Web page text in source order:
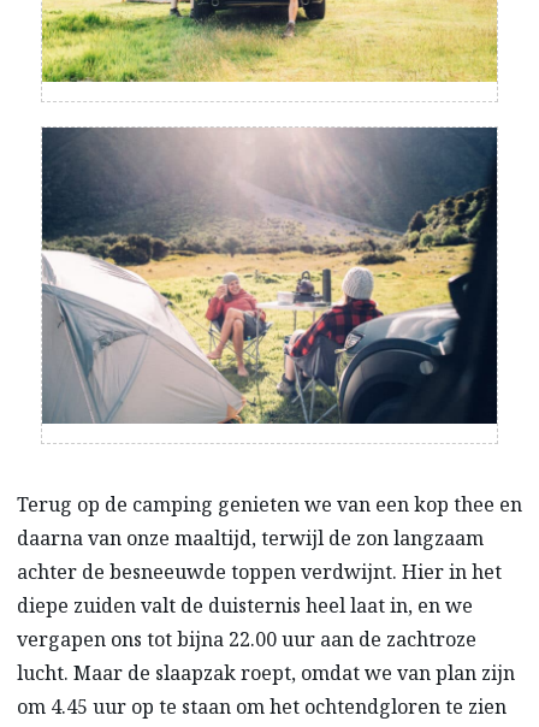
Terug op de camping genieten we van een kop thee en
daarna van onze maaltijd, terwijl de zon langzaam
achter de besneeuwde toppen verdwijnt. Hier in het
diepe zuiden valt de duisternis heel laat in, en we
vergapen ons tot bijna 22.00 uur aan de zachtroze
lucht. Maar de slaapzak roept, omdat we van plan zijn
om 4.45 uur op te staan om het ochtendgloren te zien